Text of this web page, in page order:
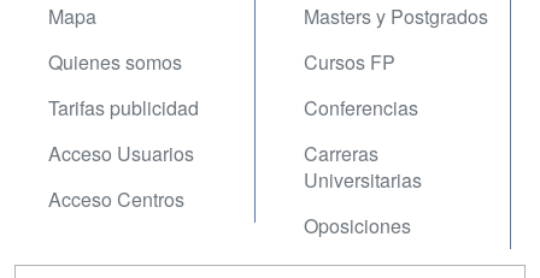
Mapa
Quienes somos
Tarifas publicidad
Acceso Usuarios
Acceso Centros
Masters y Postgrados
Cursos FP
Conferencias
Carreras
Universitarias
Oposiciones